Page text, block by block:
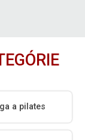
a pilates